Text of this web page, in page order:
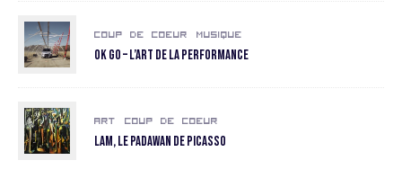
Coup de coeur Musique
OK GO – L’art de la performance
Art Coup de coeur
LAM, le padawan de Picasso